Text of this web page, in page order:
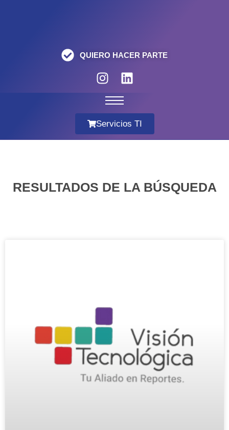
QUIERO HACER PARTE
Servicios TI
RESULTADOS DE LA BÚSQUEDA